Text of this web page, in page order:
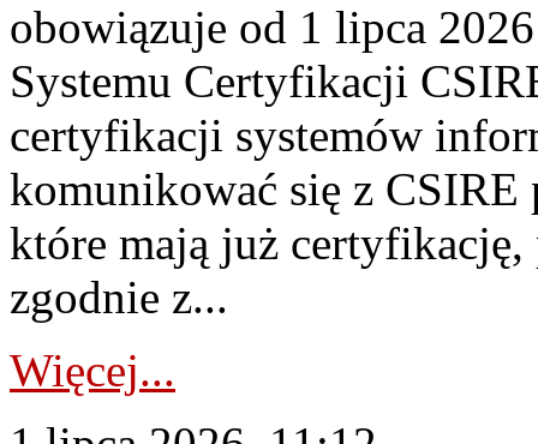
obowiązuje od 1 lipca
Systemu Certyfikacji
certyfikacji systemów
komunikować się z
które mają już
zgodnie z...
Więcej...